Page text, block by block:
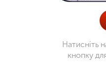
Натисніть
кнопку